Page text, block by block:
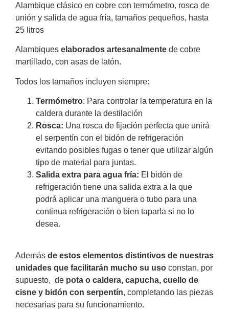
Alambique clásico en cobre con termómetro, rosca de
unión y salida de agua fría, tamaños pequeños, hasta
25 litros
Alambiques elaborados artesanalmente de cobre
martillado, con asas de latón.
Todos los tamaños incluyen siempre:
Termómetro: Para controlar la temperatura en la
caldera durante la destilación
Rosca: Una rosca de fijación perfecta que unirá
el serpentín con el bidón de refrigeración
evitando posibles fugas o tener que utilizar algún
tipo de material para juntas.
Salida extra para agua fría: El bidón de
refrigeración tiene una salida extra a la que
podrá aplicar una manguera o tubo para una
continua refrigeración o bien taparla si no lo
desea.
Además de estos elementos distintivos de nuestras
unidades que facilitarán mucho su uso constan, por
supuesto, de pota o caldera, capucha, cuello de
cisne y bidón con serpentín, completando las piezas
necesarias para su funcionamiento.